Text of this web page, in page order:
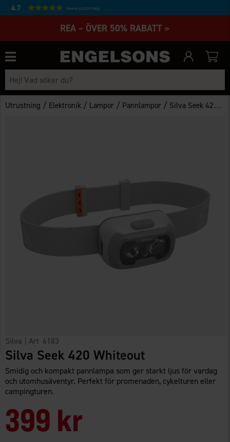
4.7 Baserat på 27231 betyg
REA – ÖVER 50% RABATT »
Utrustning / Elektronik / Lampor / Pannlampor / Silva Seek 420 Whiteout
Silva | Art 6183
Silva Seek 420 Whiteout
Smidig och kompakt pannlampa som ger starkt ljus för vardag
och utomhusäventyr. Perfekt för promenaden, cykelturen eller
campingturen.
399 kr